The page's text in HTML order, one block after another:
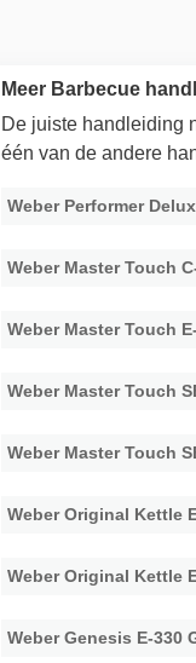
Meer Barbecue
De juiste handleiding
één van de andere
Weber Performer
Weber Master Touch
Weber Master Touch
Weber Master Touch
Weber Master Touch
Weber Original Kettle
Weber Original Kettle
Weber Genesis E-330